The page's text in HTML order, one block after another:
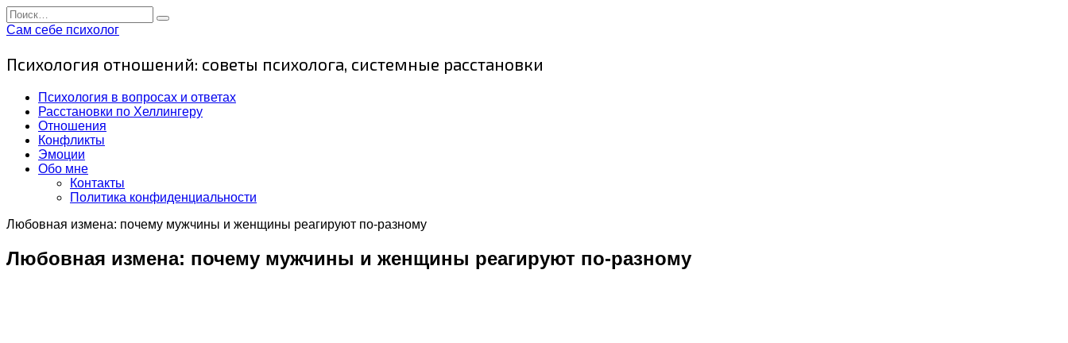
Перейти
к
Search
for:
Сам себе психолог
Психология отношений: советы психолога, системные расстановки
Психология в вопросах и ответах
Расстановки по Хеллингеру
Отношения
Конфликты
Эмоции
Обо мне
Контакты
Политика конфиденциальности
Любовная измена: почему мужчины и женщины реагируют по-разному
Любовная измена: почему мужчины и женщины реагируют по-разному